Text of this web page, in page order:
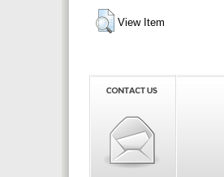
View Item